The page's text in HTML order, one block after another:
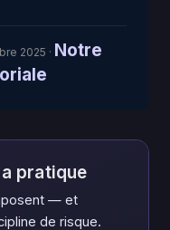
2025 · Notre
pratique
— et
de risque.